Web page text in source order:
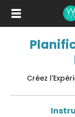
Contenu
Créez